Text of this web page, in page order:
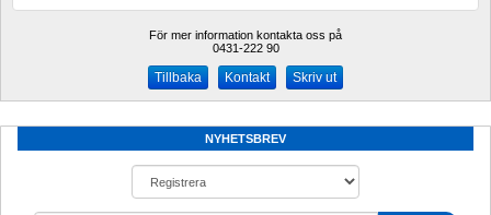
För mer information kontakta oss på
0431-222 90
Kontakt Skriv ut
NYHETSBREV